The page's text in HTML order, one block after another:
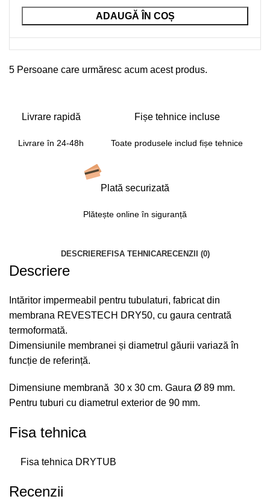
ADAUGĂ ÎN COȘ
5 Persoane care urmăresc acum acest produs.
Livrare rapidă
Livrare în 24-48h
Fișe tehnice incluse
Toate produsele includ fișe tehnice
Plată securizată
Plătește online în siguranță
DESCRIEREFISA TEHNICARECENZII (0)
Descriere
Intăritor impermeabil pentru tubulaturi, fabricat din
membrana REVESTECH DRY50, cu gaura centrată
termoformată.
Dimensiunile membranei și diametrul găurii variază în
funcție de referință.
Dimensiune membrană 30 x 30 cm. Gaura Ø 89 mm.
Pentru tuburi cu diametrul exterior de 90 mm.
Fisa tehnica
Fisa tehnica DRYTUB
Recenzii